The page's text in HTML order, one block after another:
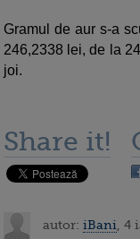
Gramul de aur s-a
246,2338 lei, de la
joi.
Share it!
autor: iBani ,